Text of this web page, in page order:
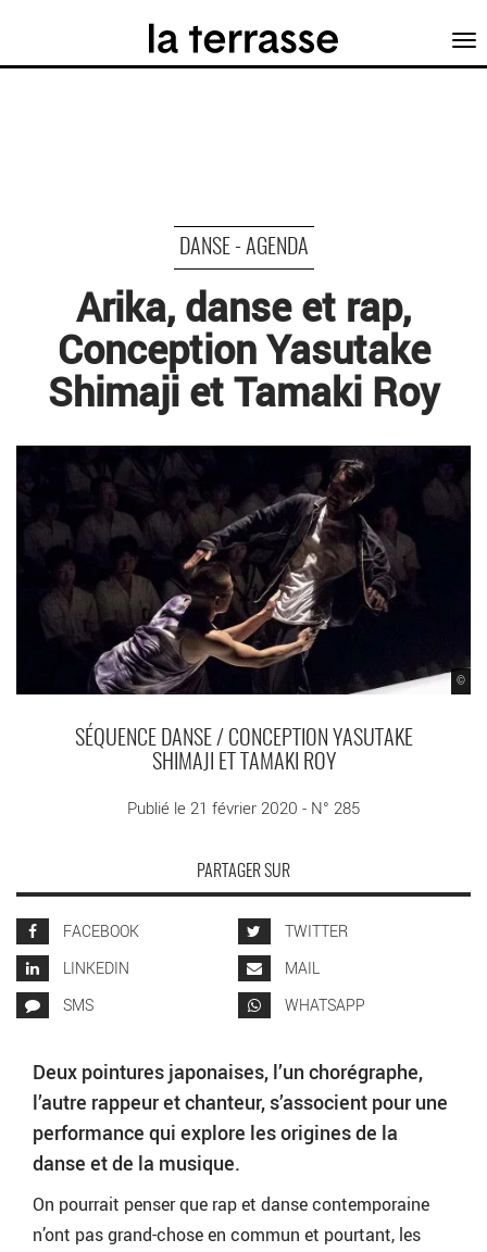
DANSE - AGENDA
Arika, danse et rap,
Conception Yasutake
Shimaji et Tamaki Roy
©
SÉQUENCE DANSE / CONCEPTION YASUTAKE
SHIMAJI ET TAMAKI ROY
Publié le 21 février 2020 - N° 285
PARTAGER SUR
FACEBOOK
TWITTER
LINKEDIN
MAIL
SMS
WHATSAPP
Deux pointures japonaises, l’un chorégraphe,
l’autre rappeur et chanteur, s’associent pour une
performance qui explore les origines de la
danse et de la musique.
On pourrait penser que rap et danse contemporaine
n’ont pas grand-chose en commun et pourtant, les